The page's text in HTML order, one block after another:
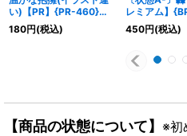
い)【PR】{PR-460}
《エルフ》
180円(税込)
レミアム】
《ナイトメア》
450円(税込)
【商品の状態について】 ※初